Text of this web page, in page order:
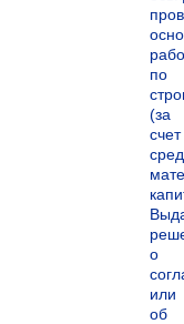
по
(за
счет
о
или
об